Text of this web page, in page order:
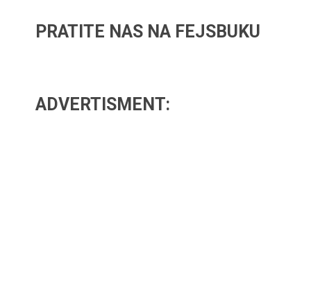
PRATITE NAS NA FEJSBUKU
ADVERTISMENT: